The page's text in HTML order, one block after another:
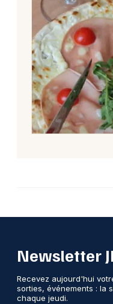
Newsletter
Recevez aujourd'hui
sorties, événements : la
chaque jeudi.